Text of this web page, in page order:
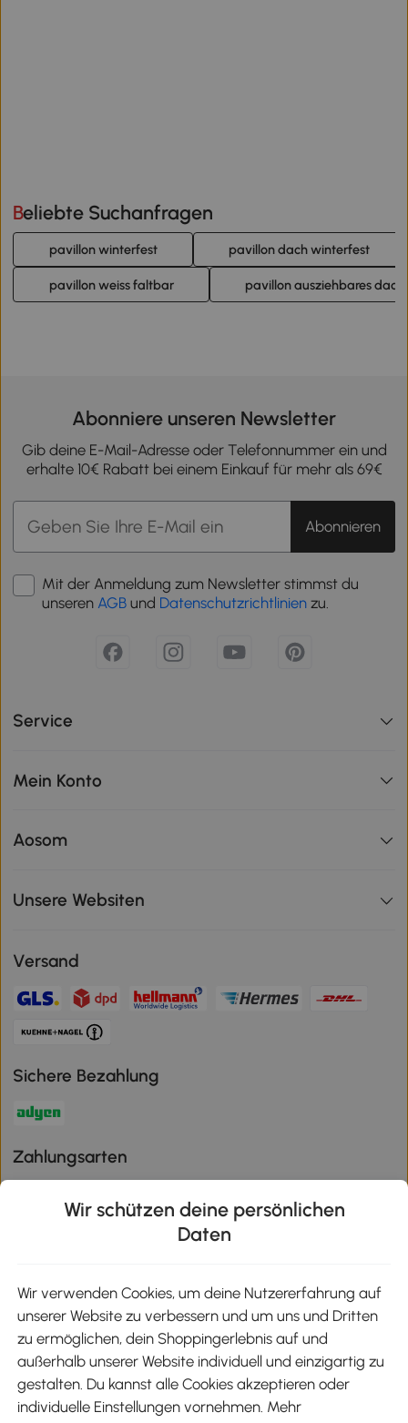
Beliebte Suchanfragen
pavillon winterfest pavillon dach winterfest
pavillon weiss faltbar pavillon ausziehbares dach
Abonniere unseren Newsletter
Gib deine E-Mail-Adresse oder Telefonnummer ein und
erhalte 10€ Rabatt bei einem Einkauf für mehr als 69€
Abonnieren
Mit der Anmeldung zum Newsletter stimmst du
unseren AGB und Datenschutzrichtlinien zu.
Service
Mein Konto
Aosom
Unsere Websiten
Versand
Sichere Bezahlung
Zahlungsarten
Aosom-App
Google Play
Wir schützen deine persönlichen
Daten
Wir verwenden Cookies, um deine Nutzererfahrung auf
unserer Website zu verbessern und um uns und Dritten
zu ermöglichen, dein Shoppingerlebnis auf und
außerhalb unserer Website individuell und einzigartig zu
gestalten. Du kannst alle Cookies akzeptieren oder
individuelle Einstellungen vornehmen. Mehr